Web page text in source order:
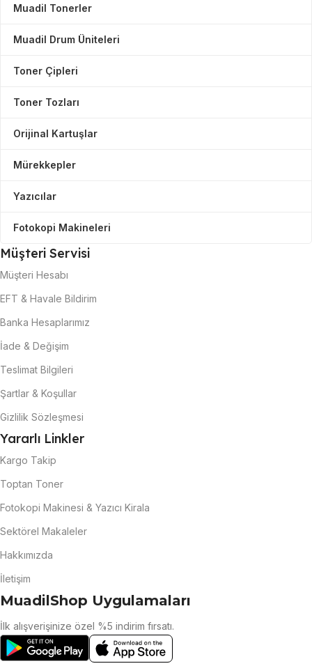
Muadil Tonerler
Muadil Drum Üniteleri
Toner Çipleri
Toner Tozları
Orijinal Kartuşlar
Mürekkepler
Yazıcılar
Fotokopi Makineleri
Müşteri Servisi
Müşteri Hesabı
EFT & Havale Bildirim
Banka Hesaplarımız
İade & Değişim
Teslimat Bilgileri
Şartlar & Koşullar
Gizlilik Sözleşmesi
Yararlı Linkler
Kargo Takip
Toptan Toner
Fotokopi Makinesi & Yazıcı Kirala
Sektörel Makaleler
Hakkımızda
İletişim
MuadilShop Uygulamaları
İlk alışverişinize özel %5 indirim fırsatı.